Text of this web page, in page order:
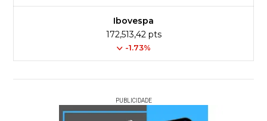
Ibovespa
172,513,42 pts
-1.73%
PUBLICIDADE